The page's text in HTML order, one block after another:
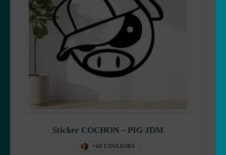
Sticker COCHON – PIG JDM
+63 COULEURS